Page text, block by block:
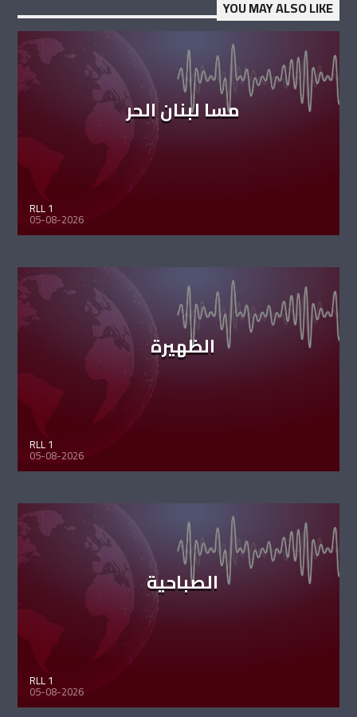
YOU MAY ALSO LIKE
مسا لبنان الحر
RLL 1
05-08-2026
الظهيرة
RLL 1
05-08-2026
الصباحية
RLL 1
05-08-2026